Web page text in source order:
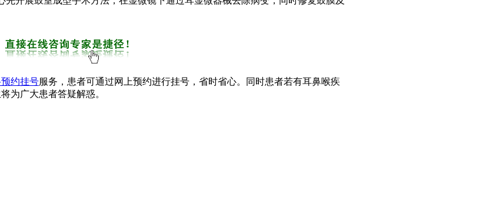
预约挂号服务，患者可通过网上预约进行挂号，省时省心。同时患者若有耳鼻喉疾
为广大患者答疑解惑。